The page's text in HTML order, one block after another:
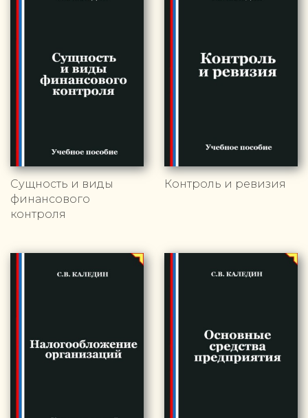
Сущность и виды
финансового
контроля
Контроль и ревизия